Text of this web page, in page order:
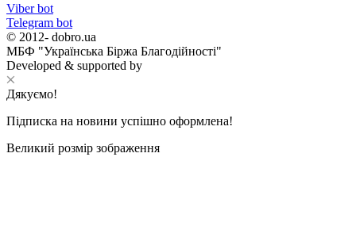
Viber bot
Telegram bot
© 2012- dobro.ua
МБФ "Українська Біржа Благодійності"
Developed & supported by
Дякуємо!
Підписка на новини успішно оформлена!
Великий розмір зображення